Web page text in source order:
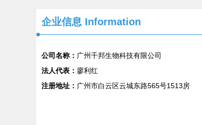
企业信息 Information
公司名称： 广州千邦生物科技有限公司
法人代表： 廖利红
注册地址： 广州市白云区云城东路565号1513房